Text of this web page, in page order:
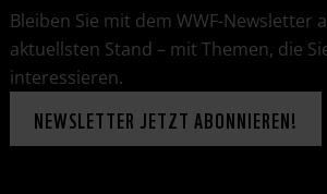
Bleiben Sie mit dem WWF-Newsletter
aktuellsten Stand – mit Themen, die
interessieren.
NEWSLETTER JETZT ABONNIEREN!